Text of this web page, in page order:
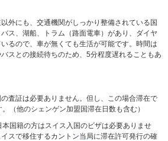
外にも、交通機関がしっかり整備されている国
ス、湖船、トラム（路面電車）があり、ダイヤ
るので、車が無くても生活が可能です。時間は
スとの接続待ちのため、5分程度遅れることもあ
査証は必要ありません。但し、この場合滞在で
（他のシェンゲン加盟国滞在日数も含む）
国籍の方はスイス入国のビザは必要ありませ
スで移住するカントン当局に滞在許可発行の確